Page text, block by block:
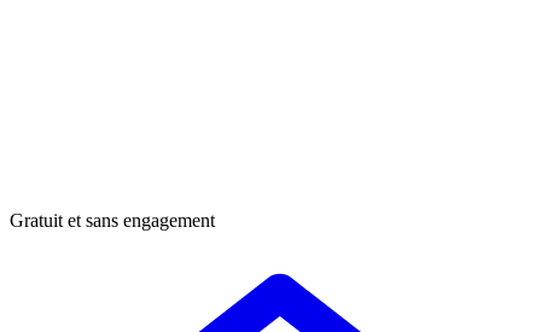
Gratuit et sans engagement